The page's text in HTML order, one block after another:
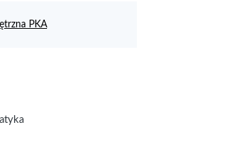
PKA